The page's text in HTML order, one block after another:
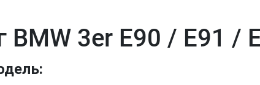
3er E90 / E91 /